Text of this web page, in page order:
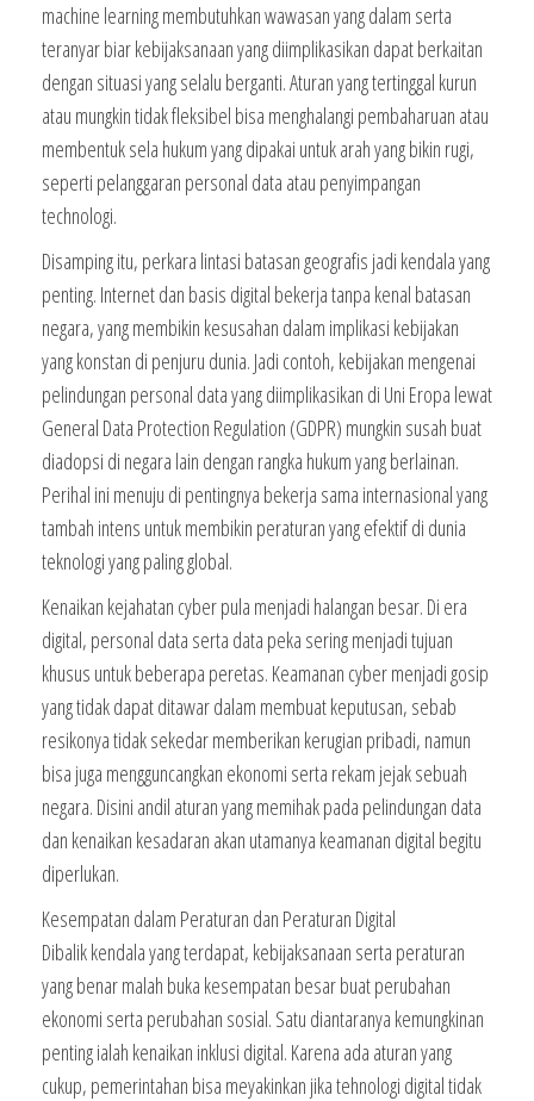
machine learning membutuhkan wawasan yang dalam serta
teranyar biar kebijaksanaan yang diimplikasikan dapat berkaitan
dengan situasi yang selalu berganti. Aturan yang tertinggal kurun
atau mungkin tidak fleksibel bisa menghalangi pembaharuan atau
membentuk sela hukum yang dipakai untuk arah yang bikin rugi,
seperti pelanggaran personal data atau penyimpangan
technologi.
Disamping itu, perkara lintasi batasan geografis jadi kendala yang
penting. Internet dan basis digital bekerja tanpa kenal batasan
negara, yang membikin kesusahan dalam implikasi kebijakan
yang konstan di penjuru dunia. Jadi contoh, kebijakan mengenai
pelindungan personal data yang diimplikasikan di Uni Eropa lewat
General Data Protection Regulation (GDPR) mungkin susah buat
diadopsi di negara lain dengan rangka hukum yang berlainan.
Perihal ini menuju di pentingnya bekerja sama internasional yang
tambah intens untuk membikin peraturan yang efektif di dunia
teknologi yang paling global.
Kenaikan kejahatan cyber pula menjadi halangan besar. Di era
digital, personal data serta data peka sering menjadi tujuan
khusus untuk beberapa peretas. Keamanan cyber menjadi gosip
yang tidak dapat ditawar dalam membuat keputusan, sebab
resikonya tidak sekedar memberikan kerugian pribadi, namun
bisa juga mengguncangkan ekonomi serta rekam jejak sebuah
negara. Disini andil aturan yang memihak pada pelindungan data
dan kenaikan kesadaran akan utamanya keamanan digital begitu
diperlukan.
Kesempatan dalam Peraturan dan Peraturan Digital
Dibalik kendala yang terdapat, kebijaksanaan serta peraturan
yang benar malah buka kesempatan besar buat perubahan
ekonomi serta perubahan sosial. Satu diantaranya kemungkinan
penting ialah kenaikan inklusi digital. Karena ada aturan yang
cukup, pemerintahan bisa meyakinkan jika tehnologi digital tidak